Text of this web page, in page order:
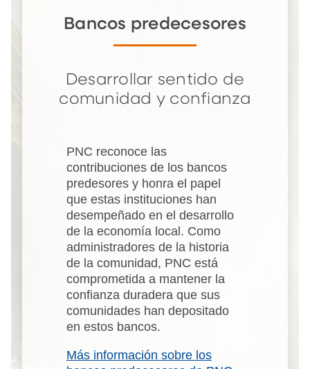
Bancos predecesores
Desarrollar sentido de
comunidad y confianza
PNC reconoce las
contribuciones de los bancos
predesores y honra el papel
que estas instituciones han
desempeñado en el desarrollo
de la economía local. Como
administradores de la historia
de la comunidad, PNC está
comprometida a mantener la
confianza duradera que sus
comunidades han depositado
en estos bancos.
Más información sobre los